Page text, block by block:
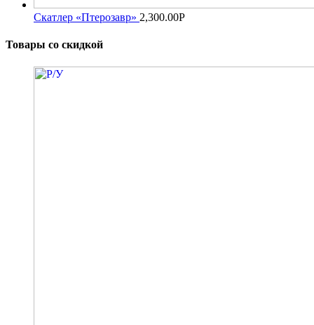
Скатлер «Птерозавр» 2,300.00Р
Товары со скидкой